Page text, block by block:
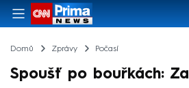
Domů Zprávy Počasí
Spoušť po bouřkách: